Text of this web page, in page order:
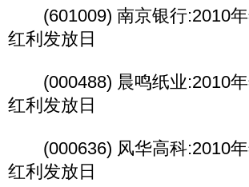
(601009) 南京银行:2010年
红利发放日
(000488) 晨鸣纸业:2010年
红利发放日
(000636) 风华高科:2010年
红利发放日